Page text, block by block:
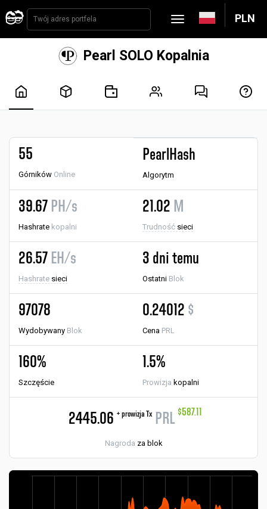
PLN
Pearl SOLO Kopalnia
55
Górników Online
PearlHash
Algorytm
39.67 PH/s
Hashrate kopalni
21.02 M
Trudność sieci
26.57 EH/s
Hashrate sieci
3 dni temu
Ostatni Blok
97078
Wydobywany Blok
0.24012 $
Cena PRL
160%
Szczęście
1.5%
Prowizja kopalni
2445.06 + prowizja Tx PRL $587.11
Nagroda za blok